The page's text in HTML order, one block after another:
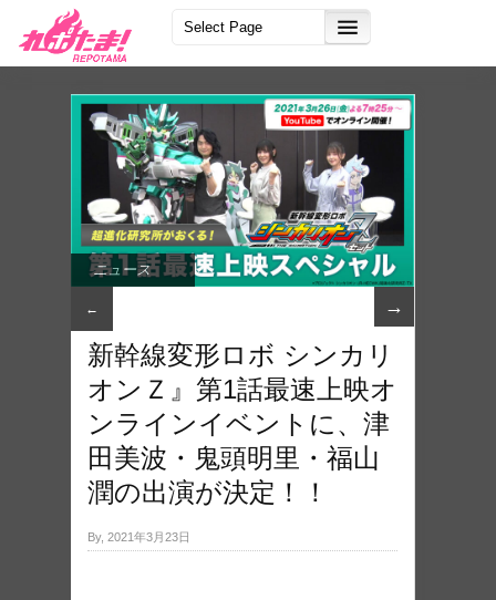
ニュース
← →
新幹線変形ロボ シンカリ
オンＺ』第1話最速上映オ
ンラインイベントに、津
田美波・鬼頭明里・福山
潤の出演が決定！！
By, 2021年3月23日